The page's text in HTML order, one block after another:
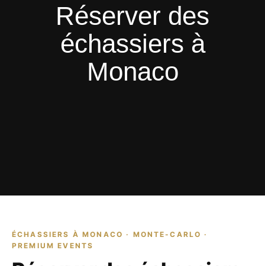
Réserver des
échassiers à
Monaco
ÉCHASSIERS À MONACO · MONTE-CARLO ·
PREMIUM EVENTS